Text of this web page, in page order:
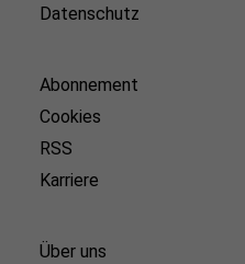
Datenschutz
Abonnement
Cookies
RSS
Karriere
Über uns